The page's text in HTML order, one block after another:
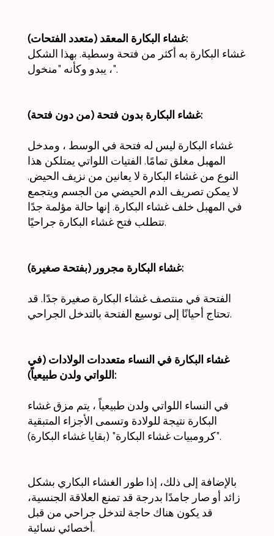
غشاء البكارة المعقد (متعدد الفتحات):
غشاء البكارة به أكثر من فتحة وسطية. بهذا الشكل
، يبدو وكأنه "منخول".
غشاء البكارة بدون فتحة (من دون فتحة):
غشاء البكارة ليس له فتحة في الوسط ، ومدخل
المهبل مغلق تمامًا. الفتيات اللواتي يمتلكن هذا
النوع من غشاء البكارة لا يعانين من نزيف الحيض.
لا يمكن تصريف الدم الحيضي من الجسم ويتجمع
في المهبل خلف غشاء البكارة. إنها حالة مؤلمة جدًا
تتطلب فتح غشاء البكارة جراحيًا.
غشاء البكارة مجرور (بفتحة صغيرة):
الفتحة في منتصف غشاء البكارة صغيرة جدًا. قد
تحتاج أحيانًا إلى توسيع الفتحة بالتدخل الجراحي.
غشاء البكارة في النساء متعددات الولادات (في
اللواتي ولدن طبيعياً):
في النساء اللواتي ولدن طبيعياً ، يتم مزق غشاء
البكارة نتيجة للولادة وتسمى الأجزاء المتبقية
"كرومبيات غشاء البكارة" (بقايا غشاء البكارة).
بالإضافة إلى ذلك، إذا طور الغشاء البكاري بشكل
زائد أو صار جامدًا بدرجة قد تمنع العلاقة الجنسية،
قد يكون هناك حاجة لتدخل جراحي من قبل
أخصائي نسائية.